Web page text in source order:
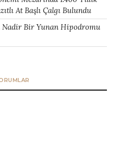
At Başlı Çalgı Bulundu
Nadir Bir Yunan Hipodromu